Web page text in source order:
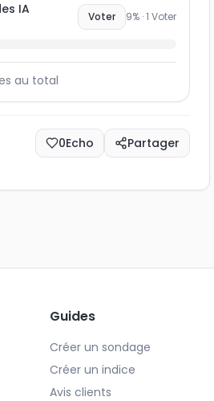
IA
Voter 9% ·1 Voter
au total
0Echo Partager
Guides
Créer un sondage
Créer un indice
Avis clients